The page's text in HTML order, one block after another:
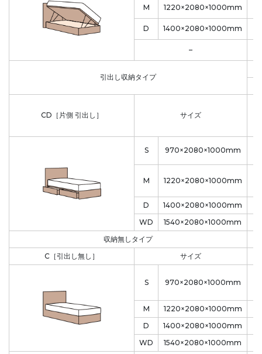
M 1220×2080×1000mm
D 1400×2080×1000mm
–
引出し収納タイプ
CD［片側 引出し］ サイズ
S 970×2080×1000mm
M 1220×2080×1000mm
D
1400×2080×1000mm
WD
1540×2080×1000mm
収納無しタイプ
C［引出し無し］
サイズ
S 970×2080×1000mm
M
1220×2080×1000mm
D
1400×2080×1000mm
WD
1540×2080×1000mm